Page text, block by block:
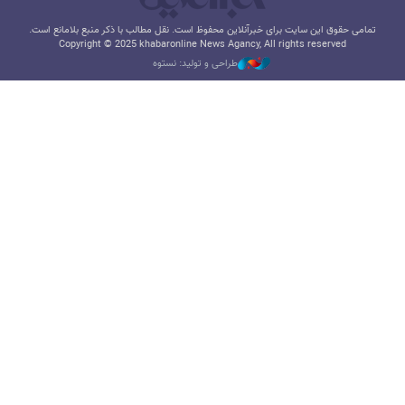
تمامی حقوق این سایت برای خبرآنلاین محفوظ است. نقل مطالب با ذکر منبع بلامانع است.
Copyright © 2025 khabaronline News Agancy, All rights reserved
طراحی و تولید: نستوه